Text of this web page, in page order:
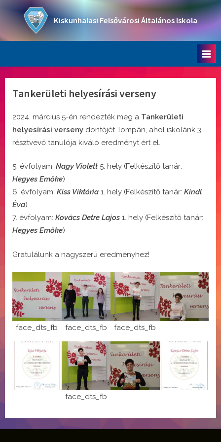
content
Kiskunhalasi Felsővárosi Általános Iskola
Tankerületi helyesírási verseny
2024. március 5-én rendezték meg a Tankerületi
helyesírási verseny döntőjét Tompán, ahol iskolánk 3
résztvevő tanulója kiváló eredményt ért el.
5. évfolyam: Nagy Violett5. hely (Felkészítő tanár:
Hegyes Emőke)
6. évfolyam: Kiss Viktória 1. hely (Felkészítő tanár: Kindl
Éva)
7. évfolyam: Kovács Detre Lajos 1. hely (Felkészítő tanár:
Hegyes Emőke)
Gratulálunk a nagyszerű eredményhez!
face_dts_fb face_dts_fb face_dts_fb
face_dts_fb